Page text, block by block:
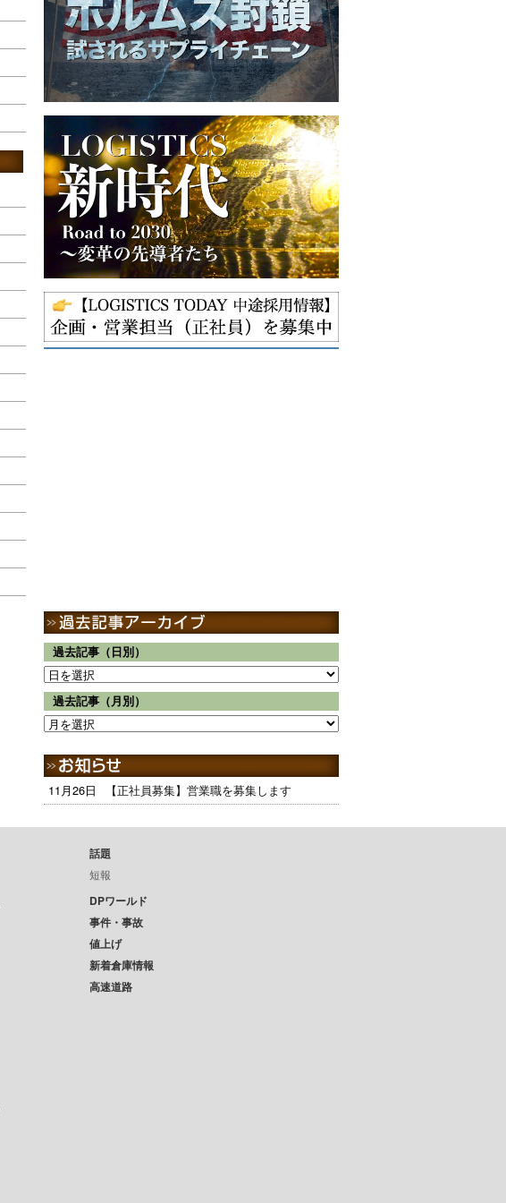
過去記事（日別）
過去記事（月別）
11月26日 【正社員募集】営業職を募集します
話題
短報
DPワールド
事件・事故
値上げ
新着倉庫情報
高速道路